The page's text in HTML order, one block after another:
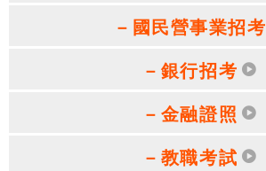
－國民營事業招考
－銀行招考
－金融證照
－教職考試